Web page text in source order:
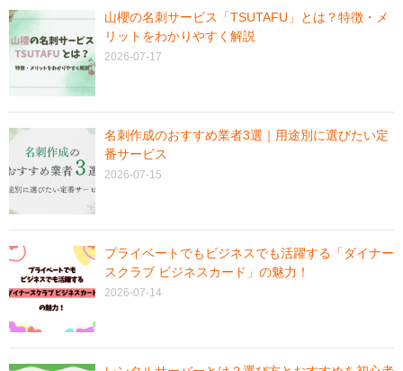
山櫻の名刺サービス「TSUTAFU」とは？特徴・メ
リットをわかりやすく解説
2026-07-17
名刺作成のおすすめ業者3選｜用途別に選びたい定
番サービス
2026-07-15
プライベートでもビジネスでも活躍する「ダイナー
スクラブ ビジネスカード」の魅力！
2026-07-14